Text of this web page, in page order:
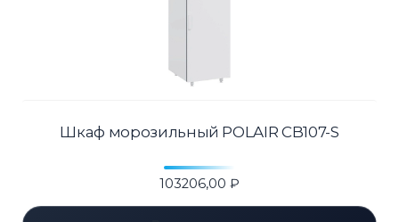
Шкаф морозильный POLAIR CB107-S
103206,00 ₽